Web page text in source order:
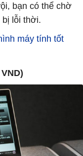
bạn có thể chờ
bị lỗi thời.
máy tính tốt